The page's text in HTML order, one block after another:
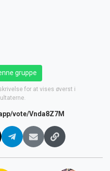
gruppe
for at vises øverst i
vote/Vnda8Z7M